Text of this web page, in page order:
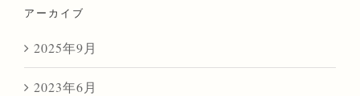
アーカイブ
2025年9月
2023年6月